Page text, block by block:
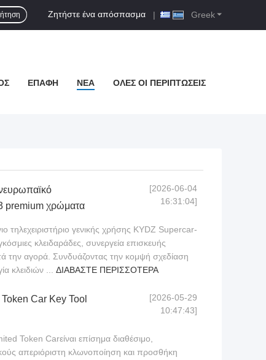
Greek
Ζητήστε ένα απόσπασμα |
ΕΠΑΦΉ ΝΈΑ ΌΛΕΣ ΟΙ ΠΕΡΙΠΤΏΣΕΙΣ
premium χρώματα
[2026-06-04
16:31:04]
τηλεχειριστήριο γενικής χρήσης KYDZ Supercar-
κλειδαράδες, συνεργεία επισκευής
την αγορά. Συνδυάζοντας την κομψή σχεδίαση
κλειδιών ... ΔΙΑΒΆΣΤΕ ΠΕΡΙΣΣΌΤΕΡΑ
Car Key Tool
[2026-05-29
10:47:43]
Token Carείναι επίσημα διαθέσιμο,
απεριόριστη κλωνοποίηση και προσθήκη